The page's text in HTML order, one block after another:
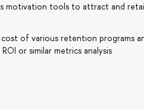
motivation tools to attract and
of various retention programs
or similar metrics analysis